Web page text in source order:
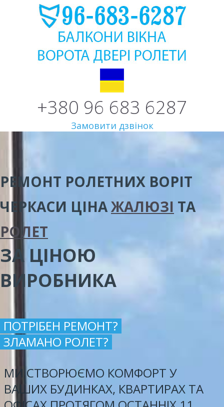
+380 96 683 6287
Замовити дзвінок
РЕМОНТ РОЛЕТНИХ ВОРІТ
ЧЕРКАСИ ЦІНАЖАЛЮЗІ ТА
РОЛЕТ
ЗА ЦІНОЮ
ВИРОБНИКА
ПОТРІБЕН РЕМОНТ?
ЗЛАМАНО РОЛЕТ?
МИ СТВОРЮЄМО КОМФОРТ У
ВАШИХ БУДИНКАХ, КВАРТИРАХ ТА